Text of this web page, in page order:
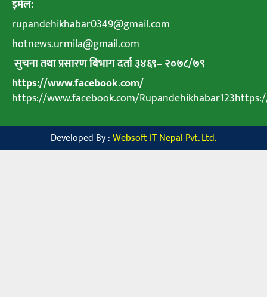
इमेल:
rupandehikhabar0349@gmail.com
hotnews.urmila@gmail.com
सुचना तथा प्रसारण बिभाग दर्ता ३४६९–२०७८/७९
https://www.facebook.com/
https://www.facebook.com/
Developed By :Websoft IT Nepal Pvt. Ltd.